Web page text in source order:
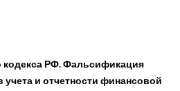
кодекса РФ. Фальсификация
и отчетности финансовой